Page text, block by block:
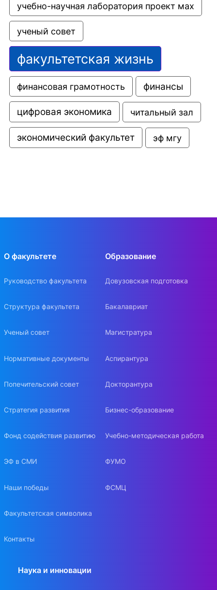
учебно-научная лаборатория проект мах
ученый совет
факультетская жизнь
финансовая грамотность финансы
цифровая экономика читальный зал
экономический факультет эф мгу
О факультете
Руководство факультета
Структура факультета
Ученый совет
Нормативные документы
Попечительский совет
Стратегия развития
Фонд содействия развитию
ЭФ в СМИ
Наши победы
Факультетская символика
Контакты
Образование
Довузовская подготовка
Бакалавриат
Магистратура
Аспирантура
Докторантура
Бизнес-образование
Учебно-методическая работа
ФУМО
ФСМЦ
Наука и инновации